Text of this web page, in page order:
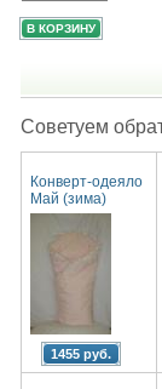
Советуем
Конверт-одеяло
Май (зима)
1455 руб.